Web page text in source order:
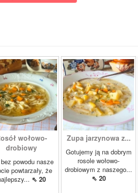
wołowo-
drobiowy
powodu nasze
powtarzały, że
⇖ 20
Zupa jarzynowa z...
Gotujemy ją na dobrym
rosole wołowo-
drobiowym z naszego...
⇖ 20